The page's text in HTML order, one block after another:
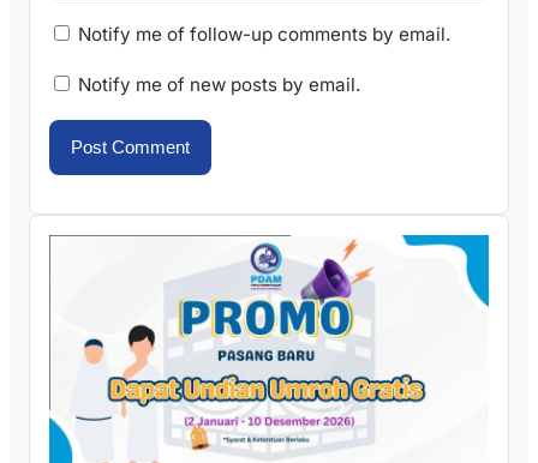
Notify me of follow-up comments by email.
Notify me of new posts by email.